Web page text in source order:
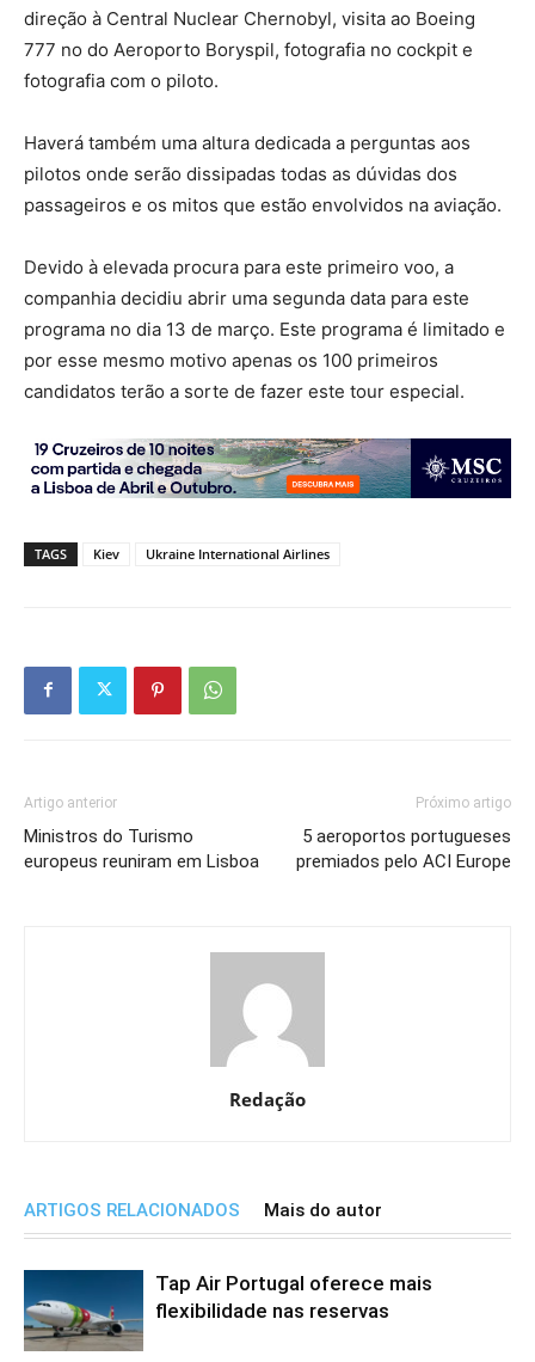
direção à Central Nuclear Chernobyl, visita ao Boeing
777 no do Aeroporto Boryspil, fotografia no cockpit e
fotografia com o piloto.
Haverá também uma altura dedicada a perguntas aos
pilotos onde serão dissipadas todas as dúvidas dos
passageiros e os mitos que estão envolvidos na aviação.
Devido à elevada procura para este primeiro voo, a
companhia decidiu abrir uma segunda data para este
programa no dia 13 de março. Este programa é limitado e
por esse mesmo motivo apenas os 100 primeiros
candidatos terão a sorte de fazer este tour especial.
TAGS Kiev Ukraine International Airlines
Artigo anterior
Ministros do Turismo
europeus reuniram em Lisboa
Próximo artigo
5 aeroportos portugueses
premiados pelo ACI Europe
Redação
ARTIGOS RELACIONADOS Mais do autor
Tap Air Portugal oferece mais
flexibilidade nas reservas